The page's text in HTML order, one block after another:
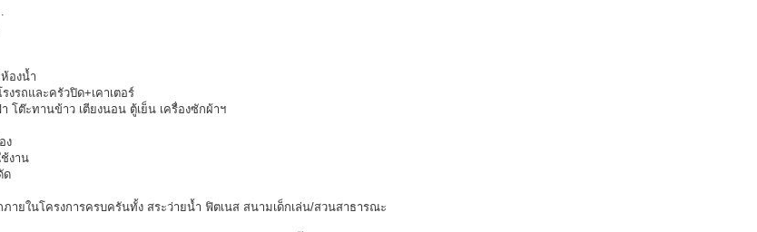
องน้ำ
งรถและครัวปิด+เคาเตอร์
โต๊ะทานข้าว เตียงนอน ตู้เย็น เครื่องซักผ้าฯ
ง
งาน
ด
ายในโครงการครบครันทั้ง สระว่ายน้ำ ฟิตเนส สนามเด็กเล่น/สวนสาธารณะ